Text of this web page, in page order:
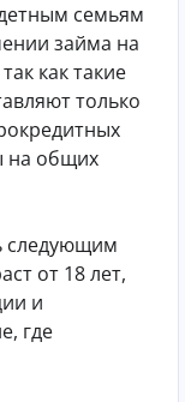
семьям
займа на
как такие
только
на общих
следующим
от 18 лет,
и
где